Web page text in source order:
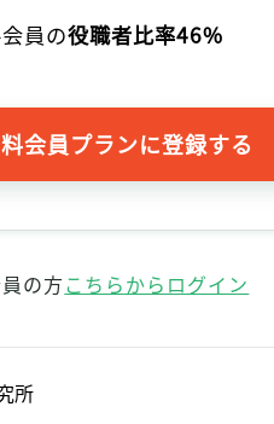
員の役職者比率46%
会員プランに登録する
の方こちらからログイン
所
記事をお
ログイン